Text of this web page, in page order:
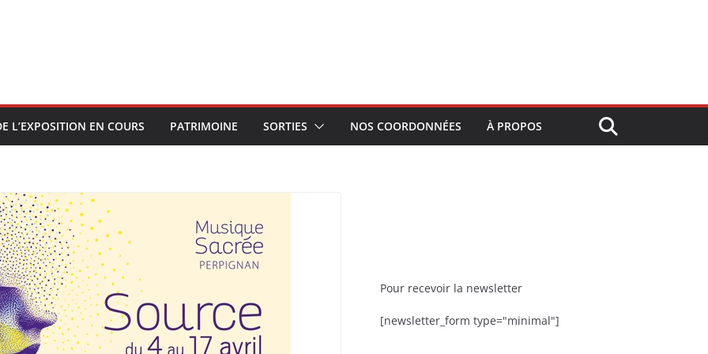
L’EXPOSITION EN COURS PATRIMOINE SORTIES NOS COORDONNÉES À PROPOS
Pour recevoir la newsletter
[newsletter_form type="minimal"]